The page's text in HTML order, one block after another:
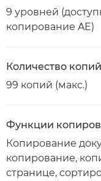
9 уровней
копирование AE)
Количество копий
99 копий (макс.)
Функции
Копирование
копирование,
странице,